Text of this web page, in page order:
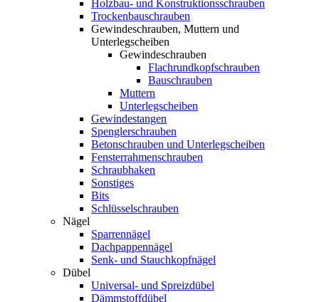
Holzbau- und Konstruktionsschrauben
Trockenbauschrauben
Gewindeschrauben, Muttern und
Unterlegscheiben
Gewindeschrauben
Flachrundkopfschrauben
Bauschrauben
Muttern
Unterlegscheiben
Gewindestangen
Spenglerschrauben
Betonschrauben und Unterlegscheiben
Fensterrahmenschrauben
Schraubhaken
Sonstiges
Bits
Schlüsselschrauben
Nägel
Sparrennägel
Dachpappennägel
Senk- und Stauchkopfnägel
Dübel
Universal- und Spreizdübel
Dämmstoffdübel